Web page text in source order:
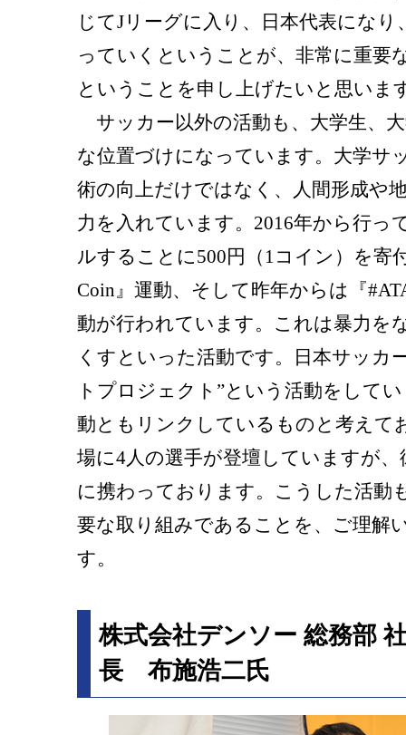
じてJリーグに入り、日本代表にな
っていくということが、非常に重要
ということを申し上げたいと思いま
サッカー以外の活動も、大学生、
な位置づけになっています。大学サ
術の向上だけではなく、人間形成や
力を入れています。2016年から行っ
ルすることに500円（1コイン）を寄
Coin』運動、そして昨年からは『
動が行われています。これは暴力を
くすといった活動です。日本サッカ
トプロジェクト”という活動をして
動ともリンクしているものと考えて
場に4人の選手が登壇していますが
に携わっております。こうした活動
要な取り組みであることを、ご理解
す。
株式会社デンソー 総務部
長 布施浩二氏